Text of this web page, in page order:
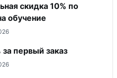
скидка 10% по
обучение
первый заказ